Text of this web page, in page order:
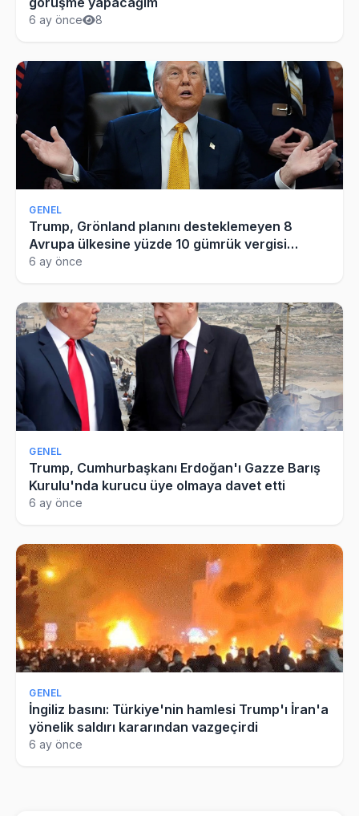
6 ay önce 8
GENEL
Trump, Grönland planını desteklemeyen 8
Avrupa ülkesine yüzde 10 gümrük vergisi
getirdi
6 ay önce
GENEL
Trump, Cumhurbaşkanı Erdoğan'ı Gazze Barış
Kurulu'nda kurucu üye olmaya davet etti
6 ay önce
GENEL
İngiliz basını: Türkiye'nin hamlesi Trump'ı İran'a
yönelik saldırı kararından vazgeçirdi
6 ay önce